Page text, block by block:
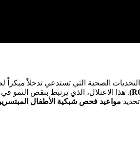
الصحية التي تستدعي تدخلاً
. هذا الاعتلال، الذي يرتبط بنقص النمو في
مواعيد فحص شبكية الأطفال